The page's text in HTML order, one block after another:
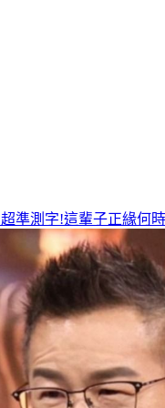
超準測字!這輩子正緣何